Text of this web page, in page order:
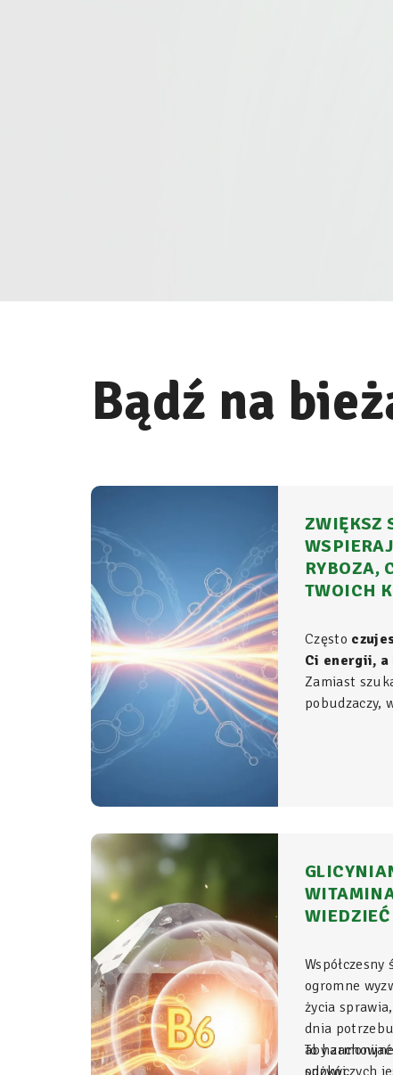
Bądź na
ZWIĘKSZ
RYBOZA,
TWOICH
Często
Ci energii, a
Zamiast
pobudzaczy,
organizmie
WIEDZIEĆ
ogromne
życia
dnia
aby
spokój.
To
odżywczych